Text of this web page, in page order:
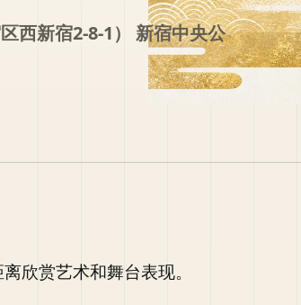
西新宿2-8-1） 新宿中央公
欣赏艺术和舞台表现。